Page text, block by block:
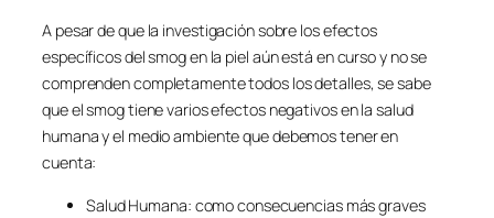
A pesar de que la investigación sobre los efectos
específicos del smog en la piel aún está en curso y no se
comprenden completamente todos los detalles, se sabe
que el smog tiene varios efectos negativos en la salud
humana y el medio ambiente que debemos tener en
cuenta:
Salud Humana: como consecuencias más graves